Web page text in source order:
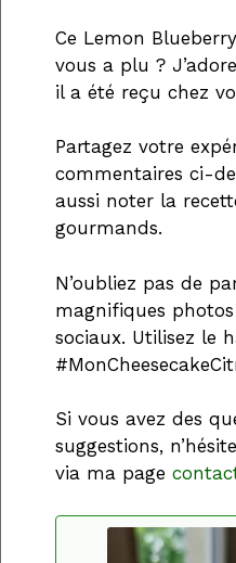
Ce Lemon
vous a plu ?
il a été reçu chez
Partagez votre
commentaires ci-
aussi noter la
gourmands.
N’oubliez pas de
magnifiques
sociaux. Utilisez le
Si vous avez des
suggestions,
via ma page